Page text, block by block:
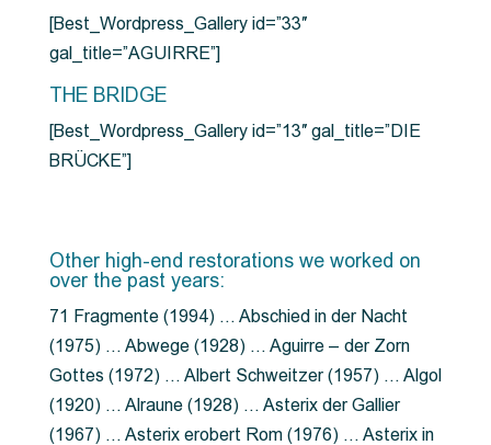
[Best_Wordpress_Gallery id=”33″
gal_title=”AGUIRRE”]
THE BRIDGE
[Best_Wordpress_Gallery id=”13″ gal_title=”DIE
BRÜCKE”]
Other high-end restorations we worked on
over the past years:
71 Fragmente (1994) … Abschied in der Nacht
(1975) … Abwege (1928) … Aguirre – der Zorn
Gottes (1972) … Albert Schweitzer (1957) … Algol
(1920) … Alraune (1928) … Asterix der Gallier
(1967) … Asterix erobert Rom (1976) … Asterix in